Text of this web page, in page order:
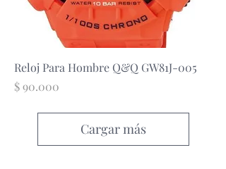
Reloj Para Hombre Q&Q GW81J-005
Precio
$ 90.000
Cargar más